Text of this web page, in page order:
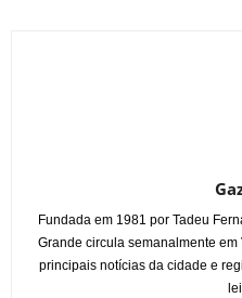
Fundada em 1981 por Tadeu
Grande circula semanalmente
principais notícias da cidade e